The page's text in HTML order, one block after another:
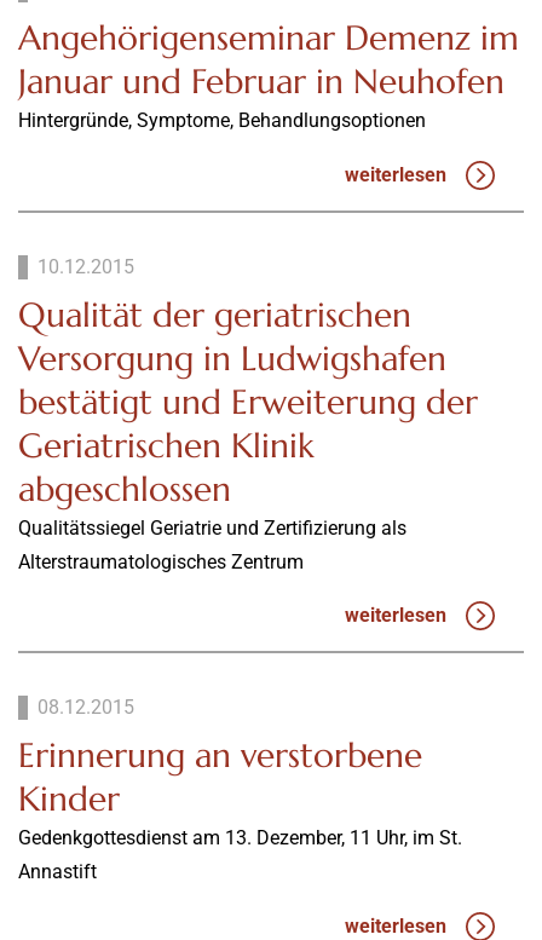
Angehörigenseminar Demenz im
Januar und Februar in Neuhofen
Hintergründe, Symptome, Behandlungsoptionen
weiterlesen
10.12.2015
Qualität der geriatrischen
Versorgung in Ludwigshafen
bestätigt und Erweiterung der
Geriatrischen Klinik
abgeschlossen
Qualitätssiegel Geriatrie und Zertifizierung als
Alterstraumatologisches Zentrum
weiterlesen
08.12.2015
Erinnerung an verstorbene
Kinder
Gedenkgottesdienst am 13. Dezember, 11 Uhr, im St.
Annastift
weiterlesen